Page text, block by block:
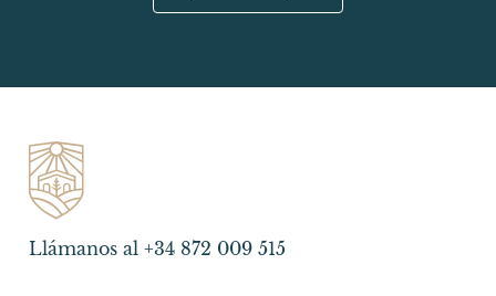
Llámanos al +34 872 009 515